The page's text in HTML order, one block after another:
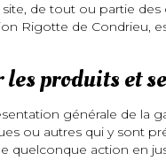
de tout ou partie
Rigotte de Condrieu,
produits et
générale de la
ou autres qui y sont
quelconque action en